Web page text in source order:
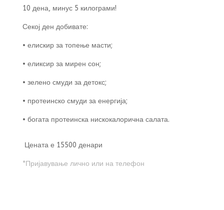
10 дена, минус 5 килограми!
Секој ден добивате:
• елискир за топење масти;
• еликсир за мирен сон;
• зелено смуди за детокс;
• протеинско смуди за енергија;
• богата протеинска нискокалорична салата.
Цената е 15500 денари
*Пријавување лично или на телефон